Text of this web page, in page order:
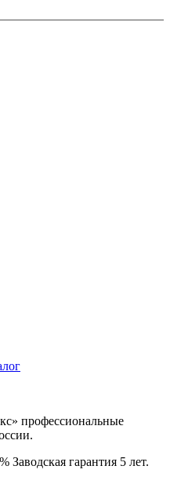
профессиональные
Заводская гарантия 5 лет.